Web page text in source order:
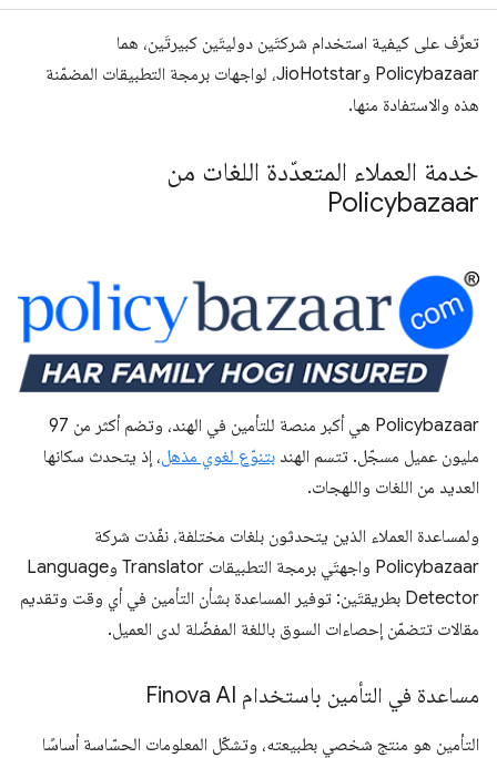
تعرَّف على كيفية استخدام شركتَين دوليتَين كبيرتَين، هما
Policybazaar وJioHotstar، لواجهات برمجة التطبيقات المضمّنة
هذه والاستفادة منها.
خدمة العملاء المتعدّدة اللغات من
Policybazaar
‫Policybazaar هي أكبر منصة للتأمين في الهند، وتضم أكثر من 97
مليون عميل مسجّل. تتسم الهند بتنوّع لغوي مذهل، إذ يتحدث سكانها
العديد من اللغات واللهجات.
ولمساعدة العملاء الذين يتحدثون بلغات مختلفة، نفّذت شركة
Policybazaar واجهتَي برمجة التطبيقات Translator وLanguage
Detector بطريقتَين: توفير المساعدة بشأن التأمين في أي وقت وتقديم
مقالات تتضمّن إحصاءات السوق باللغة المفضّلة لدى العميل.
مساعدة في التأمين باستخدام Finova AI
التأمين هو منتج شخصي بطبيعته، وتشكّل المعلومات الحسّاسة أساسًا